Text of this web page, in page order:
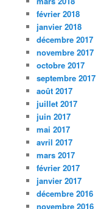
février 2018
janvier 2018
décembre 2017
novembre 2017
octobre 2017
septembre 2017
août 2017
juillet 2017
juin 2017
mai 2017
avril 2017
mars 2017
février 2017
janvier 2017
décembre 2016
novembre 2016